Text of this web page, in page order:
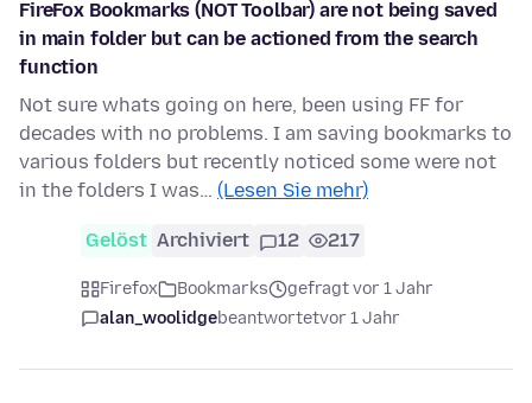
FireFox Bookmarks (NOT Toolbar) are not being saved
in main folder but can be actioned from the search
function
Not sure whats going on here, been using FF for
decades with no problems. I am saving bookmarks to
various folders but recently noticed some were not
in the folders I was… (Lesen Sie mehr)
Gelöst Archiviert 12 217
Firefox Bookmarks
gefragt vor 1 Jahr
alan_woolidgebeantwortetvor 1 Jahr